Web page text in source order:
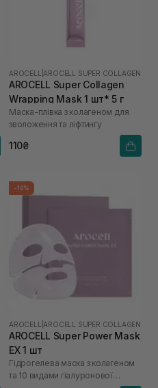
AROCELL AROCELL SUPER COLLAGEN
AROCELL Super Collagen
Wrapping Mask 1 шт* 5 г
Маска-плівка з колагеном для
зволоження та ліфтингу
110₴
-10%
AROCELL AROCELL SUPER COLLAGEN
AROCELL Super Power Mask
EX 1 шт
Гідрогелева маска з колагеном
та 10 видами гіалуронової